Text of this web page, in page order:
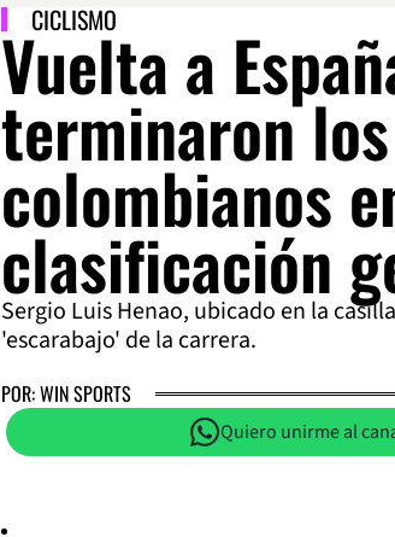
CICLISMO
Vuelta a
terminaron los
colombianos
clasificación
Sergio Luis Henao, ubicado en la
'escarabajo' de la carrera.
POR: WIN SPORTS
Quiero unirme al